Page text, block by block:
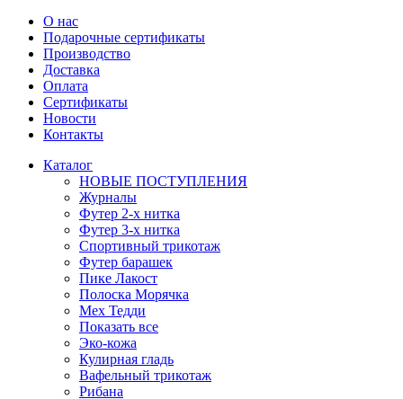
О нас
Подарочные сертификаты
Производство
Доставка
Оплата
Сертификаты
Новости
Контакты
Каталог
НОВЫЕ ПОСТУПЛЕНИЯ
Журналы
Футер 2-х нитка
Футер 3-х нитка
Спортивный трикотаж
Футер барашек
Пике Лакост
Полоска Морячка
Мех Тедди
Показать все
Эко-кожа
Кулирная гладь
Вафельный трикотаж
Рибана